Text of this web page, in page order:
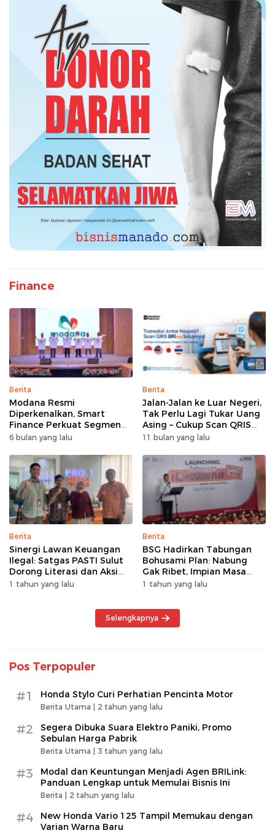
Finance
Berita
Modana Resmi
Diperkenalkan, Smart
Finance Perkuat Segmen
Pembiayaan Multiguna
6 bulan yang lalu
Berita
Jalan-Jalan ke Luar Negeri,
Tak Perlu Lagi Tukar Uang
Asing – Cukup Scan QRIS
Pakai BRImo
11 bulan yang lalu
Berita
Sinergi Lawan Keuangan
Ilegal: Satgas PASTI Sulut
Dorong Literasi dan Aksi
Kolektif Masyarakat
1 tahun yang lalu
Berita
BSG Hadirkan Tabungan
Bohusami Plan: Nabung
Gak Ribet, Impian Masa
Depan Makin Dekat!
1 tahun yang lalu
Selengkapnya
Pos Terpopuler
#1 Honda Stylo Curi Perhatian Pencinta Motor
Berita Utama | 2 tahun yang lalu
#2
Segera Dibuka Suara Elektro Paniki, Promo
Sebulan Harga Pabrik
Berita Utama | 3 tahun yang lalu
#3
Modal dan Keuntungan Menjadi Agen BRILink:
Panduan Lengkap untuk Memulai Bisnis Ini
Berita | 2 tahun yang lalu
#4
New Honda Vario 125 Tampil Memukau dengan
Varian Warna Baru